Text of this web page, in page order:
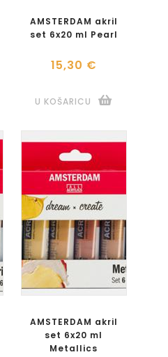
AMSTERDAM akril
set 6x20 ml Pearl
15,30 €
U KOŠARICU
AMSTERDAM akril
set 6x20 ml
Metallics